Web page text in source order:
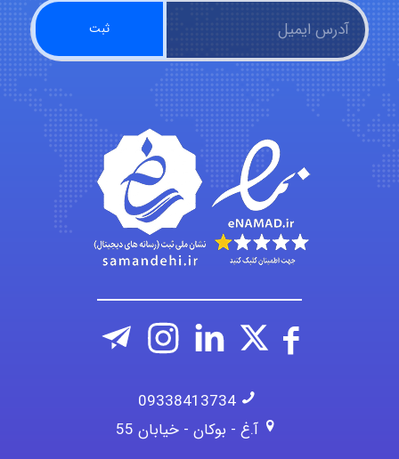
hosein abdolvand
Kati
emami
09338413734
آ.غ - بوکان - خیابان 55